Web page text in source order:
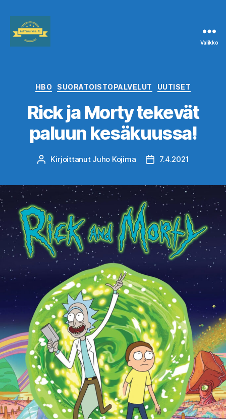
Valikko
Kategoriat
HBO SUORATOISTOPALVELUT UUTISET
Rick ja Morty tekevät
paluun kesäkuussa!
Kirjoittaja
Kirjoittanut Juho Kojima Julkaisupäivämäärä
7.4.2021